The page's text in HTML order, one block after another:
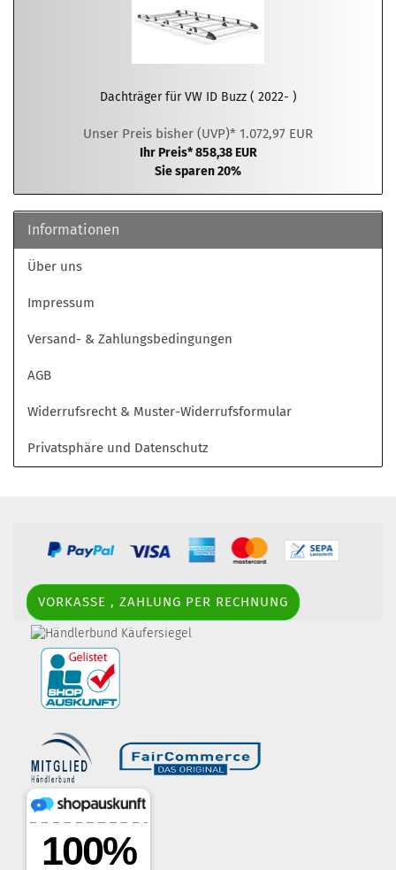
Dachträger für VW ID Buzz ( 2022- )
Unser Preis bisher (UVP)* 1.072,97 EUR
Ihr Preis* 858,38 EUR
Sie sparen 20%
Informationen
Über uns
Impressum
Versand- & Zahlungsbedingungen
AGB
Widerrufsrecht & Muster-Widerrufsformular
Privatsphäre und Datenschutz
VORKASSE , ZAHLUNG PER RECHNUNG